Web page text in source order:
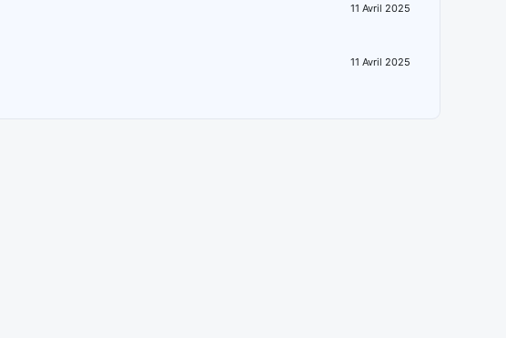
11 Avril 2025
11 Avril 2025